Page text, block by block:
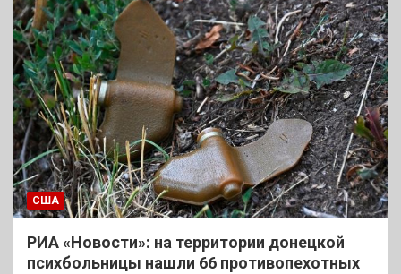
США
РИА «Новости»: на территории донецкой
психбольницы нашли 66 противопехотных